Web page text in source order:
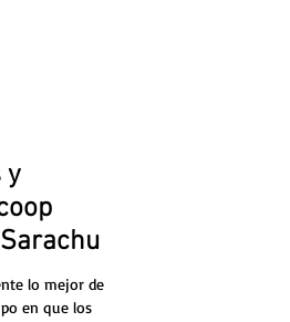
y
lo mejor de
en que los